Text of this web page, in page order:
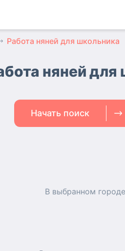
Работа няней для школьника
няней
Начать поиск
В выбранном городе